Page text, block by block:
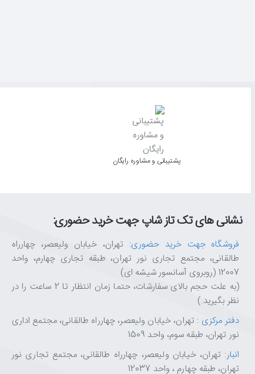
پشتیبانی و مشاوره رایگان
نشانی های تک تاز شاپ جهت خرید حضوری:
فروشگاه جهت خرید حضوری: تهران، خیابان ولیعصر، چهارراه
طالقانی، مجتمع تجاری نور تهران، طبقه تجاری چهارم، واحد
12007 (روبروی آسانسور شیشه ای)
(به علت حجم بالای سفارشات، حتما زمان انتظار تا 2 ساعت را در
نظر بگیرید.)
دفتر مرکزی : تهران، خیابان ولیعصر، چهارراه طالقانی، مجتمع اداری
نور تهران، طبقه سوم، واحد 1509
انبار: تهران، خیابان ولیعصر، چهارراه طالقانی، مجتمع تجاری نور
تهران، طبقه چهارم ، واحد 12037